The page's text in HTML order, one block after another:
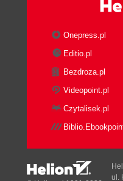
Onepress.pl
Editio.pl
Bezdroza.pl
Videopoint.pl
Czytalisek.pl
ul.